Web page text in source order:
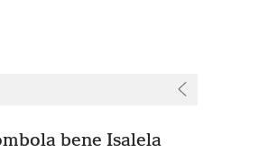
bene Isalela